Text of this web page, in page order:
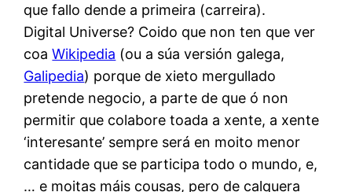
que fallo dende a primeira (carreira).
Digital Universe? Coido que non ten que ver
coaWikipedia (ou a súa versión galega,
Galipedia) porque de xieto mergullado
pretende negocio, a parte de que ó non
permitir que colabore toada a xente, a xente
‘interesante’ sempre será en moito menor
cantidade que se participa todo o mundo, e,
… e moitas máis cousas, pero de calquera